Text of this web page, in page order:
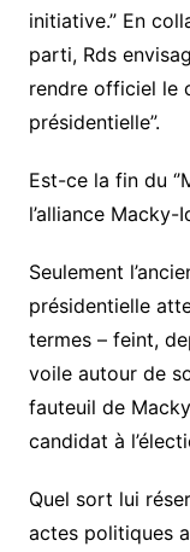
initiative.” En
parti, Rds
rendre officiel le
présidentielle”.
Est-ce la fin du
l’alliance Macky-
Seulement
présidentielle
termes – feint,
voile autour de
fauteuil de
candidat à
Quel sort lui
actes politiques